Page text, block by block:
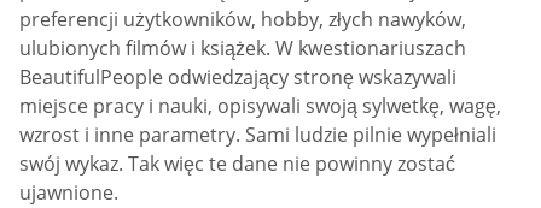
preferencji użytkowników, hobby, złych nawyków,
ulubionych filmów i książek. W kwestionariuszach
BeautifulPeople odwiedzający stronę wskazywali
miejsce pracy i nauki, opisywali swoją sylwetkę, wagę,
wzrost i inne parametry. Sami ludzie pilnie wypełniali
swój wykaz. Tak więc te dane nie powinny zostać
ujawnione.